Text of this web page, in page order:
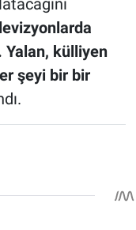
Yalan, külliyen
şeyi bir bir